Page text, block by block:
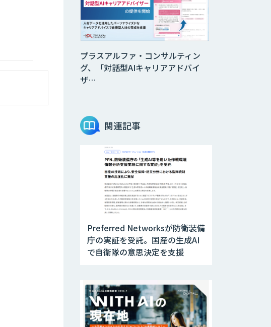
SaaS・サブスク
向け収益管理プラ
ットフォーム「ソ
アスク」
JOINT AI Flow
byGMO
AIR-NEXUS
Acompany セキ
ュアチャット
AI価格調査ツール
Smapra
Agentsense
プラスアルファ・コンサルティン
グ、「対話型AIキャリアアドバイ
ザ…
関連記事
Preferred Networksが防衛装備
庁の実証を受託。国産の生成AI
で自衛隊の意思決定を支援